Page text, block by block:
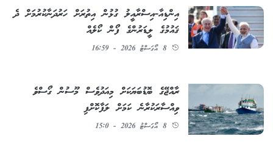
އިންޑިއާ-އިސްރާއީލު ގުޅުން އިތުރަށް ހަރުދަނާކުރުމަށް ދެ
ޤައުމުގެ ލީޑަރުންގެ ފޯން ކޯލެއް
8 އޯގަސްޓު 2026 - 16:59
ރާއްޖޭގެ ބޮޑުބަޔަކަށް މިއަދުވެސް މޫސުން ގޯސްވެ
ވިއްސާރަކުރާނެ ކަމަށް ލަފާކޮށްފި
8 އޯގަސްޓު 2026 - 15:0